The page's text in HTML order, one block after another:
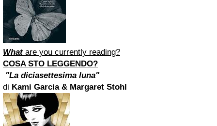
Whatare you currently reading?
COSA STO LEGGENDO?
"La diciasettesima luna"
di Kami Garcia & Margaret Stohl